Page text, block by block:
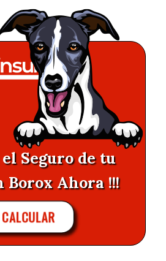
Seguro de tu
Borox Ahora !!!
CALCULAR